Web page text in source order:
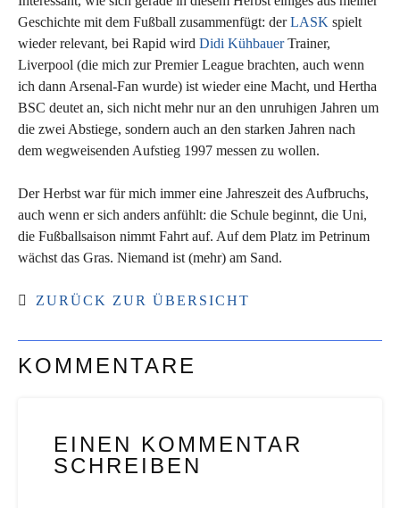
Geschichte mit dem Fußball zusammenfügt: derLASK spielt
wieder relevant, bei Rapid wird Didi KühbauerTrainer,
Liverpool (die mich zur Premier League brachten, auch wenn
ich dann Arsenal-Fan wurde) ist wieder eine Macht, und Hertha
BSC deutet an, sich nicht mehr nur an den unruhigen Jahren um
die zwei Abstiege, sondern auch an den starken Jahren nach
dem wegweisenden Aufstieg 1997 messen zu wollen.
Der Herbst war für mich immer eine Jahreszeit des Aufbruchs,
auch wenn er sich anders anfühlt: die Schule beginnt, die Uni,
die Fußballsaison nimmt Fahrt auf. Auf dem Platz im Petrinum
wächst das Gras. Niemand ist (mehr) am Sand.
ZURÜCK ZUR ÜBERSICHT
KOMMENTARE
EINEN KOMMENTAR
SCHREIBEN